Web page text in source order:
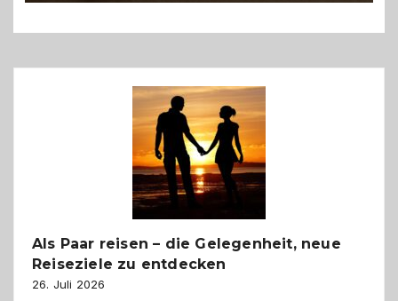
Als Paar reisen – die Gelegenheit, neue
Reiseziele zu entdecken
26. Juli 2026